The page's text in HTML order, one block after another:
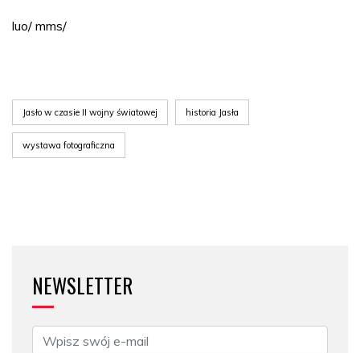
luo/ mms/
Jasło w czasie II wojny światowej historia Jasła
wystawa fotograficzna
NEWSLETTER